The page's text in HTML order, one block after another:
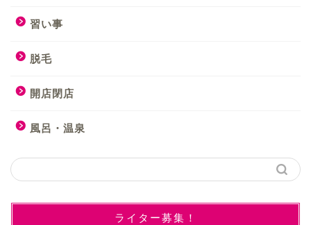
習い事
脱毛
開店閉店
風呂・温泉
ライター募集！